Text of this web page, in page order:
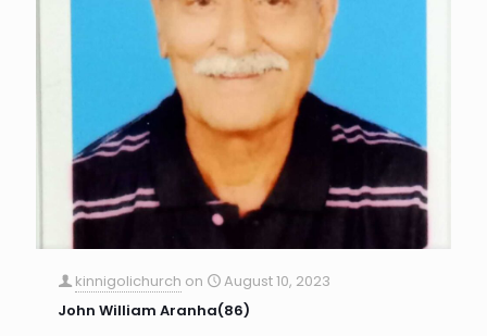
kinnigolichurch on
August 10, 2023
John William Aranha(86)